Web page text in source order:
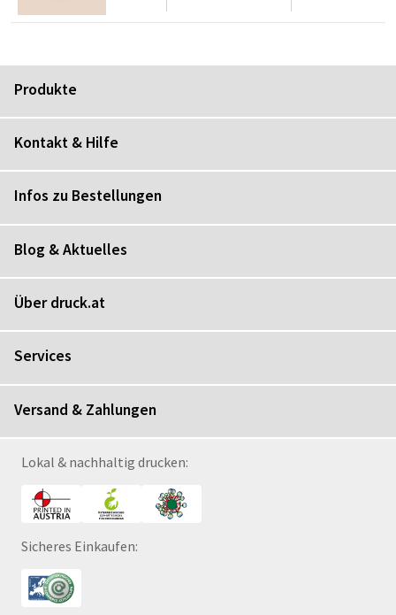
Produkte
Kontakt & Hilfe
Infos zu Bestellungen
Blog & Aktuelles
Über druck.at
Services
Versand & Zahlungen
Lokal & nachhaltig drucken:
Sicheres Einkaufen: